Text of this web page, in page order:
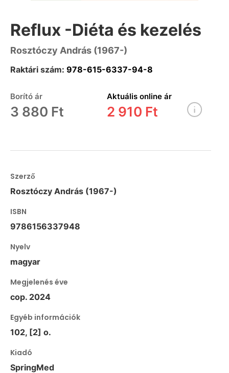
Reflux -Diéta és kezelés
Rosztóczy András (1967-)
Raktári szám: 978-615-6337-94-8
Borító ár
3 880 Ft
Aktuális online ár
2 910 Ft
Szerző
Rosztóczy András (1967-)
ISBN
9786156337948
Nyelv
magyar
Megjelenés éve
cop. 2024
Egyéb információk
102, [2] o.
Kiadó
SpringMed